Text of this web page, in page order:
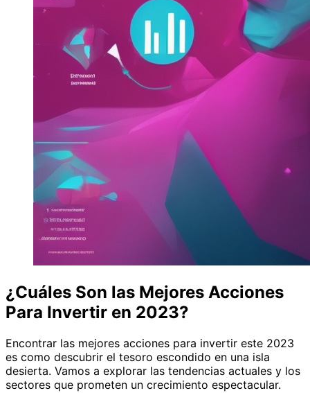
¿Cuáles Son las Mejores Acciones
Para Invertir en 2023?
Encontrar las mejores acciones para invertir este 2023
es como descubrir el tesoro escondido en una isla
desierta. Vamos a explorar las tendencias actuales y los
sectores que prometen un crecimiento espectacular.